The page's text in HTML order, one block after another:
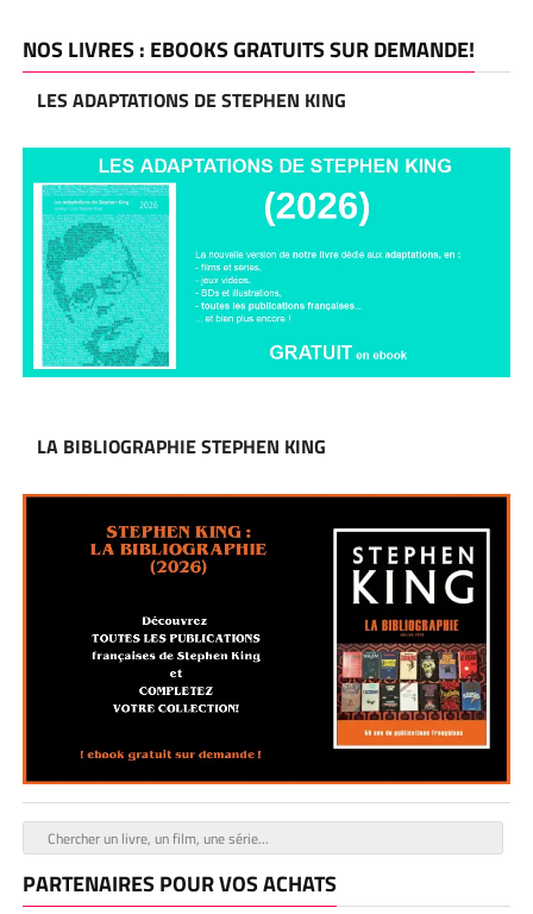
NOS LIVRES : EBOOKS GRATUITS SUR DEMANDE!
LES ADAPTATIONS DE STEPHEN KING
LA BIBLIOGRAPHIE STEPHEN KING
PARTENAIRES POUR VOS ACHATS